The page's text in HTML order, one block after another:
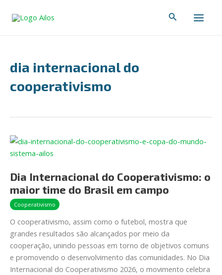
para
Pesquisar
dia internacional do
cooperativismo
Dia Internacional do Cooperativismo: o
maior time do Brasil em campo
Cooperativismo
O cooperativismo, assim como o futebol, mostra que
grandes resultados são alcançados por meio da
cooperação, unindo pessoas em torno de objetivos comuns
e promovendo o desenvolvimento das comunidades. No Dia
Internacional do Cooperativismo 2026, o movimento celebra
Dia
Internacional
Cooperativismo:
o
maior
time
do
Brasil
em
campo